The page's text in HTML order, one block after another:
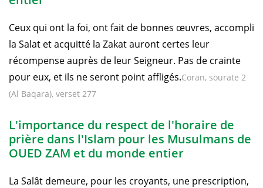
Ceux qui ont la foi, ont fait de bonnes œuvres, accompli
la Salat et acquitté la Zakat auront certes leur
récompense auprès de leur Seigneur. Pas de crainte
pour eux, et ils ne seront point affligés.Coran, sourate 2
(Al Baqara), verset 277
L'importance du respect de l'horaire de
prière dans l'Islam pour les Musulmans de
OUED ZAM et du monde entier
La Salât demeure, pour les croyants, une prescription,